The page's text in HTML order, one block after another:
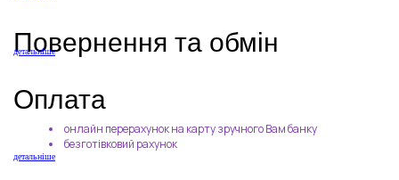
Повернення та обмін
детальніше
Оплата
онлайн перерахунок на карту зручного Вам банку
безготівковий рахунок
детальніше